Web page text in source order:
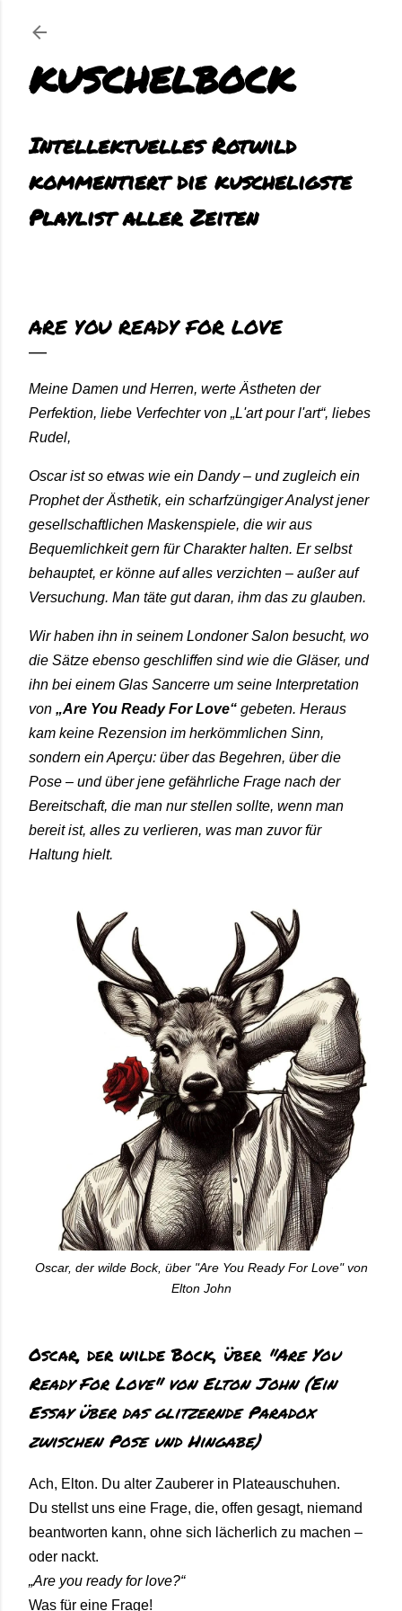
KUSCHELBOCK
Intellektuelles Rotwild
kommentiert die kuscheligste
Playlist aller Zeiten
ARE YOU READY FOR LOVE
Meine Damen und Herren, werte Ästheten der
Perfektion, liebe Verfechter von „L'art pour l'art“, liebes
Rudel,
Oscar ist so etwas wie ein Dandy – und zugleich ein
Prophet der Ästhetik, ein scharfzüngiger Analyst jener
gesellschaftlichen Maskenspiele, die wir aus
Bequemlichkeit gern für Charakter halten. Er selbst
behauptet, er könne auf alles verzichten – außer auf
Versuchung. Man täte gut daran, ihm das zu glauben.
Wir haben ihn in seinem Londoner Salon besucht, wo
die Sätze ebenso geschliffen sind wie die Gläser, und
ihn bei einem Glas Sancerre um seine Interpretation
von „Are You Ready For Love“ gebeten. Heraus
kam keine Rezension im herkömmlichen Sinn,
sondern ein Aperçu: über das Begehren, über die
Pose – und über jene gefährliche Frage nach der
Bereitschaft, die man nur stellen sollte, wenn man
bereit ist, alles zu verlieren, was man zuvor für
Haltung hielt.
Oscar, der wilde Bock, über "Are You Ready For Love" von
Elton John
Oscar, der wilde Bock, über "Are You
Ready For Love"von Elton John (Ein
Essay über das glitzernde Paradox
zwischen Pose und Hingabe)
Ach, Elton. Du alter Zauberer in Plateauschuhen.
Du stellst uns eine Frage, die, offen gesagt, niemand
beantworten kann, ohne sich lächerlich zu machen –
oder nackt.
„Are you ready for love?“
Was für eine Frage!